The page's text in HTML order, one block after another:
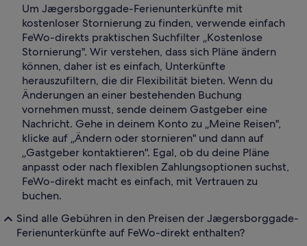
Um Jægersborggade-Ferienunterkünfte mit
kostenloser Stornierung zu finden, verwende einfach
FeWo-direkts praktischen Suchfilter „Kostenlose
Stornierung". Wir verstehen, dass sich Pläne ändern
können, daher ist es einfach, Unterkünfte
herauszufiltern, die dir Flexibilität bieten. Wenn du
Änderungen an einer bestehenden Buchung
vornehmen musst, sende deinem Gastgeber eine
Nachricht. Gehe in deinem Konto zu „Meine Reisen",
klicke auf „Ändern oder stornieren" und dann auf
„Gastgeber kontaktieren". Egal, ob du deine Pläne
anpasst oder nach flexiblen Zahlungsoptionen suchst,
FeWo-direkt macht es einfach, mit Vertrauen zu
buchen.
Sind alle Gebühren in den Preisen der Jægersborggade-
Ferienunterkünfte auf FeWo-direkt enthalten?